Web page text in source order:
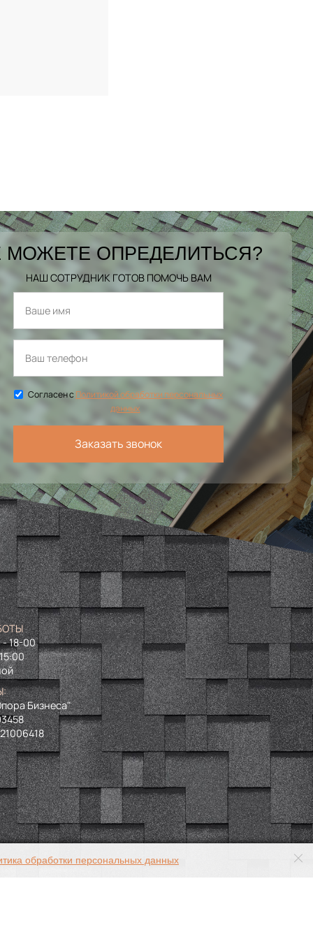
МОЖЕТЕ ОПРЕДЕЛИТЬСЯ?
НАШ СОТРУДНИК ГОТОВ ПОМОЧЬ ВАМ
Согласен сПолитикой обработки персональных
данных
Заказать звонок
18-00
Бизнеса"
обработки персональных данных